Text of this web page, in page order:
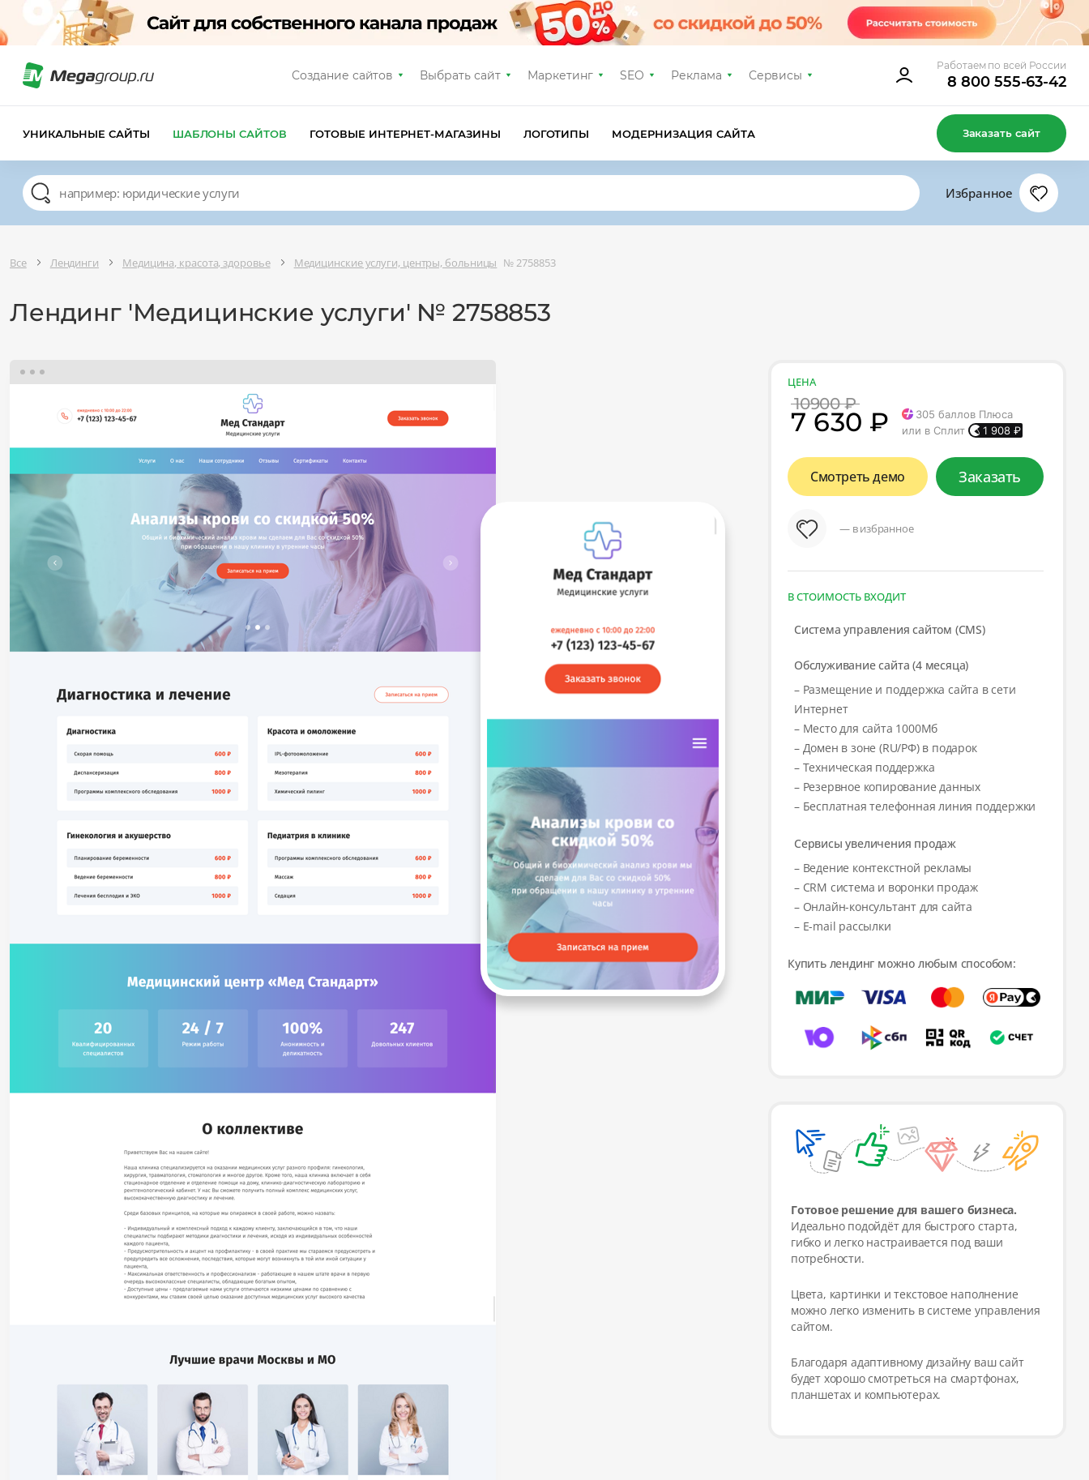
Создание сайтов Выбрать сайт Маркетинг SEO Реклама Сервисы
Работаем по всей России
8 800 555-63-42
УНИКАЛЬНЫЕ САЙТЫ ШАБЛОНЫ САЙТОВ ГОТОВЫЕ ИНТЕРНЕТ-МАГАЗИНЫ ЛОГОТИПЫ МОДЕРНИЗАЦИЯ САЙТА Заказать сайт
Избранное
Все Лендинги Медицина, красота, здоровье Медицинские услуги, центры, больницы № 2758853
Лендинг 'Медицинские услуги' № 2758853
ЦЕНА
10900 ₽
7 630 ₽ 305 баллов Плюса
или в Сплит
1 908 ₽
Смотреть демо Заказать
— в избранное
В СТОИМОСТЬ ВХОДИТ
Система управления сайтом (CMS)
Обслуживание сайта (4 месяца)
– Размещение и поддержка сайта в сети
Интернет
– Место для сайта 1000Мб
– Домен в зоне (RU/РФ) в подарок
– Техническая поддержка
– Резервное копирование данных
– Бесплатная телефонная линия поддержки
Сервисы увеличения продаж
– Ведение контекстной рекламы
– CRM система и воронки продаж
– Онлайн-консультант для сайта
– E-mail рассылки
Купить лендинг можно любым способом:
Готовое решение для вашего бизнеса.
Идеально подойдёт для быстрого старта,
гибко и легко настраивается под ваши
потребности.
Цвета, картинки и текстовое наполнение
можно легко изменить в системе управления
сайтом.
Благодаря адаптивному дизайну ваш сайт
будет хорошо смотреться на смартфонах,
планшетах и компьютерах.